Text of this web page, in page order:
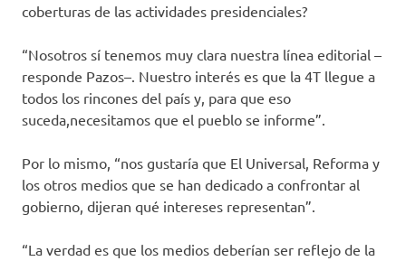
coberturas de las actividades presidenciales?
“Nosotros sí tenemos muy clara nuestra línea editorial –
responde Pazos–. Nuestro interés es que la 4T llegue a
todos los rincones del país y, para que eso
suceda,necesitamos que el pueblo se informe”.
Por lo mismo, “nos gustaría que El Universal, Reforma y
los otros medios que se han dedicado a confrontar al
gobierno, dijeran qué intereses representan”.
“La verdad es que los medios deberían ser reflejo de la